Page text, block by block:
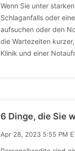
Wenn Sie unter
Schlaganfalls oder
aufsuchen oder den
die Wartezeiten
Klinik und einer
6 Dinge, die Sie
Apr 28, 2023 5:55 PM